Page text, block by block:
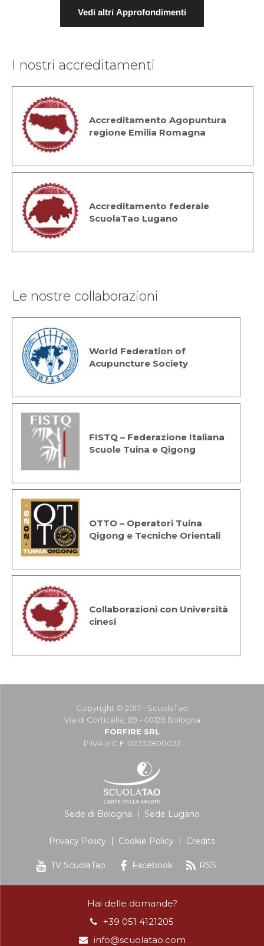
Vedi altri Approfondimenti
I nostri accreditamenti
Accreditamento Agopuntura
regione Emilia Romagna
Accreditamento federale
ScuolaTao Lugano
Le nostre collaborazioni
World Federation of
Acupuncture Society
FISTQ – Federazione Italiana
Scuole Tuina e Qigong
OTTO – Operatori Tuina
Qigong e Tecniche Orientali
Collaborazioni con Università
cinesi
Copyright © 2017 - ScuolaTao
Via di Corticella, 89 - 40128 Bologna
FORFIRE SRL
P.IVA e C.F. 02332800032
Sede di Bologna Sede Lugano
Privacy Policy Cookie Policy Credits
TV ScuolaTao Facebook RSS
Hai delle domande?
+39 051 4121205
info@scuolatao.com